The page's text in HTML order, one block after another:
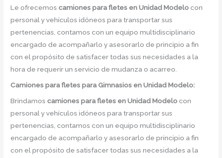
Le ofrecemos camiones para fletes enUnidad Modelo con
personal y vehículos idóneos para transportar sus
pertenencias, contamos con un equipo multidisciplinario
encargado de acompañarlo y asesorarlo de principio a fin
con el propósito de satisfacer todas sus necesidades a la
hora de requerir un servicio de mudanza o acarreo.
Camiones para fletespara Gimnasios en Unidad Modelo:
Brindamos camiones para fletes enUnidad Modelo con
personal y vehículos idóneos para transportar sus
pertenencias, contamos con un equipo multidisciplinario
encargado de acompañarlo y asesorarlo de principio a fin
con el propósito de satisfacer todas sus necesidades a la